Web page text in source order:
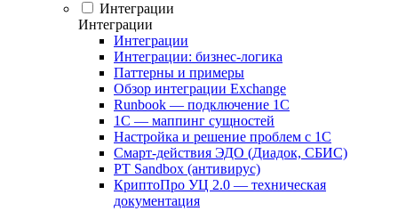
Интеграции
Интеграции
Интеграции
Интеграции: бизнес-логика
Паттерны и примеры
Обзор интеграции Exchange
Runbook — подключение 1С
1С — маппинг сущностей
Настройка и решение проблем с 1С
Смарт-действия ЭДО (Диадок, СБИС)
PT Sandbox (антивирус)
КриптоПро УЦ 2.0 — техническая
документация